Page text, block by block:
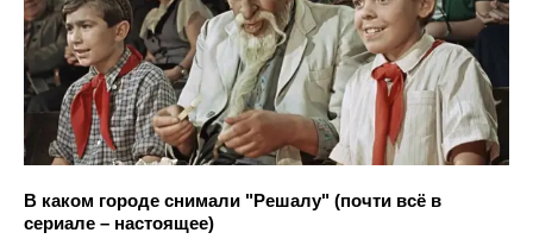
В каком городе снимали "Решалу" (почти всё в
сериале – настоящее)